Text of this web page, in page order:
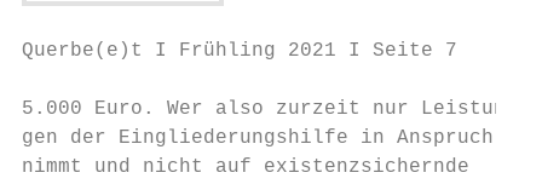
Querbe(e)t I Frühling 2021 I Seite 7
5.000 Euro. Wer also zurzeit nur Leistun-
gen der Eingliederungshilfe in Anspruch
nimmt und nicht auf existenzsichernde